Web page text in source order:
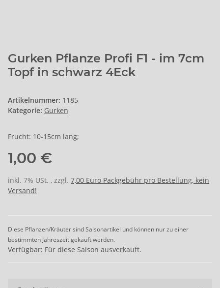
Gurken Pflanze Profi F1 - im 7cm
Topf in schwarz 4Eck
Artikelnummer: 1185
Kategorie: Gurken
Frucht: 10-15cm lang;
1,00 €
inkl. 7% USt. , zzgl. 7,00 Euro Packgebühr pro Bestellung, kein
Versand!
Diese Pflanzen/Kräuter sind Saisonartikel und können nur zu einer
bestimmten Jahreszeit gekauft werden.
Verfügbar: Für diese Saison ausverkauft.